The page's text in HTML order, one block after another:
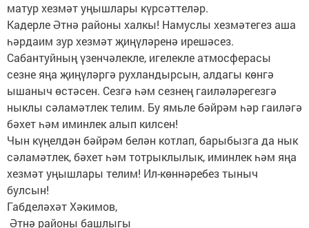
матур хезмәт уңышлары күрсәттеләр.
Кадерле Әтнә районы халкы! Намуслы хезмәтегез аша
һәрдаим зур хезмәт җиңүләренә ирешәсез.
Сабантуйның үзенчәлекле, игелекле атмосферасы
сезне яңа җиңүләргә рухландырсын, алдагы көнгә
ышаныч өстәсен. Сезгә һәм сезнең гаиләләрегезгә
нык­лы сәламәтлек телим. Бу ямьле бәйрәм һәр гаиләгә
бәхет һәм иминлек алып килсен!
Чын күңелдән бәйрәм белән котлап, барыбызга да нык
сәламәтлек, бәхет һәм тотрыклылык, иминлек һәм яңа
хезмәт уңышлары телим! Ил-көннәребез тыныч
булсын!
Габделәхәт Хәкимов,
Әтнә районы башлыгы